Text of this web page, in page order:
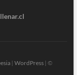
| WordPress| ©